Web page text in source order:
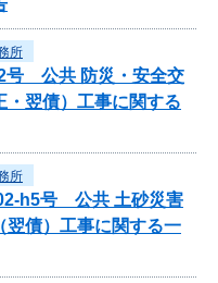
所
2号 公共 防災・安全交
・翌債）工事に関する
所
h5号 公共 土砂災害
翌債）工事に関する一